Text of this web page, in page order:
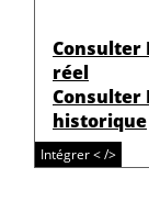
Consulter
réel
Consulter
historique
Intégrer < />